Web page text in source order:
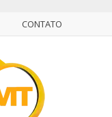
CONTATO
07 DE AGOSTO DE 2026